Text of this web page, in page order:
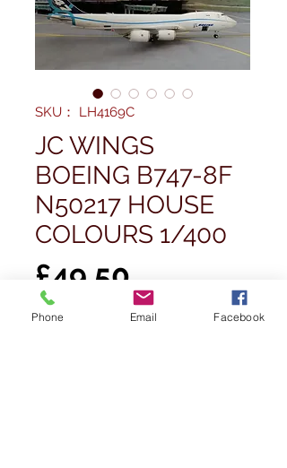
SKU： LH4169C
JC WINGS
BOEING B747-8F
N50217 HOUSE
COLOURS 1/400
£49.50
格
数量
Phone Email Facebook